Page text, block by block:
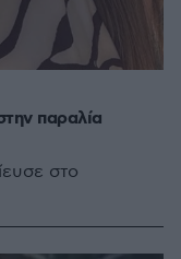
παραλία
στο